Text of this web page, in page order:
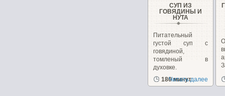
СУП ИЗ
ГОВЯДИНЫ И
НУТА
Питательный
густой суп с
говядиной,
томленый в
духовке.
180 минут
Читать далее